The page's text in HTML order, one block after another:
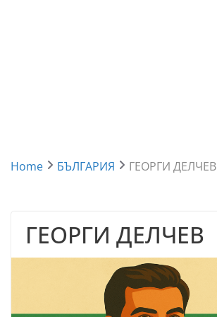
Home БЪЛГАРИЯ ГЕОРГИ ДЕЛЧЕВ
ГЕОРГИ ДЕЛЧЕВ